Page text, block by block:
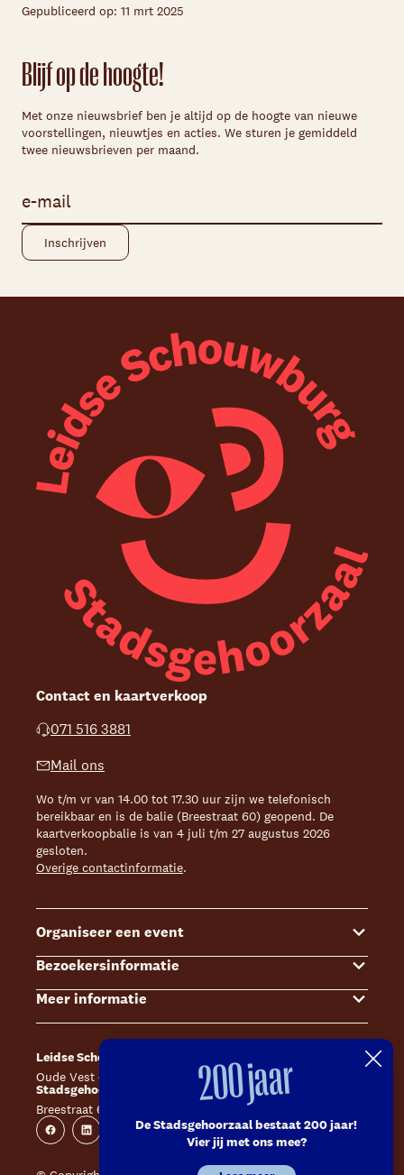
Gepubliceerd op: 11 mrt 2025
Blijf op de hoogte!
Met onze nieuwsbrief ben je altijd op de hoogte van nieuwe
voorstellingen, nieuwtjes en acties. We sturen je gemiddeld
twee nieuwsbrieven per maand.
Contact en kaartverkoop
071 516 3881
Mail ons
Wo t/m vr van 14.00 tot 17.30 uur zijn we telefonisch
bereikbaar en is de balie (Breestraat 60) geopend. De
kaartverkoopbalie is van 4 juli t/m 27 augustus 2026
gesloten.
Overige contactinformatie.
Organiseer een event
Events
Zalenoverzicht
Offerte aanvragen
Bezoekersinformatie
Kaartverkoop
Toegankelijkheid
Huisregels en algemene voorwaarden
Veelgestelde vragen
Meer informatie
Steun ons
Technische informatie
Vacatures
Leidse Schouwburg
Oude Vest 43, 2312 XS Leiden
Stadsgehoorzaal Leiden
Breestraat 60, 2311 CS Leiden
FacebookLinkedin Youtube
Catharinahof, 2311 CS Leiden
WebsiteInstagram
200 jaar
De Stadsgehoorzaal bestaat 200 jaar!
Vier jij met ons mee?